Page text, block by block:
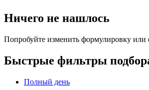
Ничего не нашлось
Попробуйте изменить формулировку или
Быстрые фильтры
Полный день